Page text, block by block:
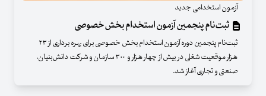
آزمون استخدامی جدید
ثبت‌نام پنجمین آزمون استخدام بخش‌خصوصی
ثبت‌نام پنجمین دوره آزمون استخدام بخش خصوصی برای بهره برداری از ۲۳
هزار موقعیت شغلی در بیش از چهار هزار و ۳۰۰ سازمان و شرکت دانش‌بنیان،
صنعتی و تجاری آغاز شد.